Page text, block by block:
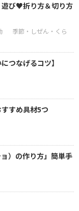
遊び♥折り方＆切り方
つなげるコツ】
すめ具材5つ
）の作り方」簡単手